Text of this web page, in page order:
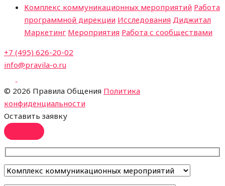
Комплекс коммуникационных мероприятий Работа
программной дирекции Исследования Диджитал
Маркетинг Мероприятия Работа с сообществами
+7 (495) 626-20-02
info@pravila-o.ru
© 2026 Правила Общения Политика
конфиденциальности
Оставить заявку